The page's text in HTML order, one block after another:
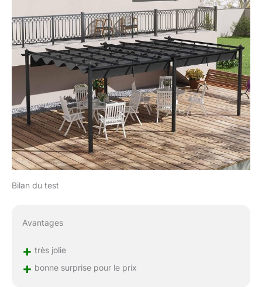
Bilan du test
Avantages
+ très jolie
+ bonne surprise pour le prix